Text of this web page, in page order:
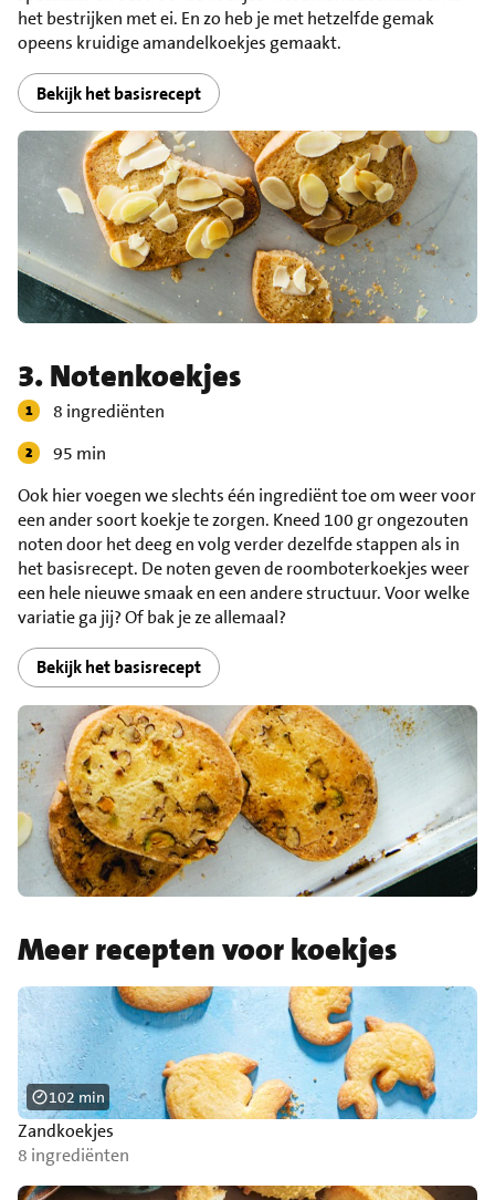
het bestrijken met ei. En zo heb je met hetzelfde gemak
opeens kruidige amandelkoekjes gemaakt.
Bekijk het basisrecept
3. Notenkoekjes
8 ingrediënten
95 min
Ook hier voegen we slechts één ingrediënt toe om weer voor
een ander soort koekje te zorgen. Kneed 100 gr ongezouten
noten door het deeg en volg verder dezelfde stappen als in
het basisrecept. De noten geven de roomboterkoekjes weer
een hele nieuwe smaak en een andere structuur. Voor welke
variatie ga jij? Of bak je ze allemaal?
Bekijk het basisrecept
Meer recepten voor koekjes
Zandkoekjes
8 ingrediënten
102 min